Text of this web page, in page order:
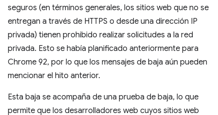
seguros (en términos generales, los sitios web que no se
entregan a través de HTTPS o desde una dirección IP
privada) tienen prohibido realizar solicitudes a la red
privada. Esto se había planificado anteriormente para
Chrome 92, por lo que los mensajes de baja aún pueden
mencionar el hito anterior.
Esta baja se acompaña de una prueba de baja, lo que
permite que los desarrolladores web cuyos sitios web